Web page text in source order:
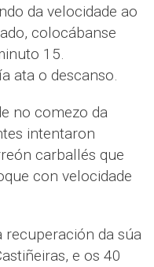
da velocidade ao
colocábanse
15.
ata o descanso.
no comezo da
intentaron
carballés que
con velocidade
recuperación da súa
e os 40